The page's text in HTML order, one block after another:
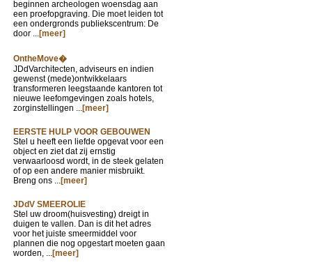
beginnen archeologen woensdag aan
een proefopgraving. Die moet leiden tot
een ondergronds publiekscentrum: De
door ...[meer]
OntheMove�
JDdVarchitecten, adviseurs en indien
gewenst (mede)ontwikkelaars
transformeren leegstaande kantoren tot
nieuwe leefomgevingen zoals hotels,
zorginstellingen ...[meer]
EERSTE HULP VOOR GEBOUWEN
Stel u heeft een liefde opgevat voor een
object en ziet dat zij ernstig
verwaarloosd wordt, in de steek gelaten
of op een andere manier misbruikt.
Breng ons ...[meer]
JDdV SMEEROLIE
Stel uw droom(huisvesting) dreigt in
duigen te vallen. Dan is dit het adres
voor het juiste smeermiddel voor
plannen die nog opgestart moeten gaan
worden, ...[meer]